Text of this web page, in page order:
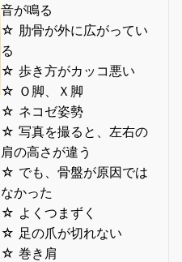
音が鳴る
☆ 肋骨が外に広がってい
る
☆ 歩き方がカッコ悪い
☆ Ｏ脚、Ｘ脚
☆ ネコゼ姿勢
☆ 写真を撮ると、左右の
肩の高さが違う
☆ でも、骨盤が原因では
なかった
☆ よくつまずく
☆ 足の爪が切れない
☆ 巻き肩